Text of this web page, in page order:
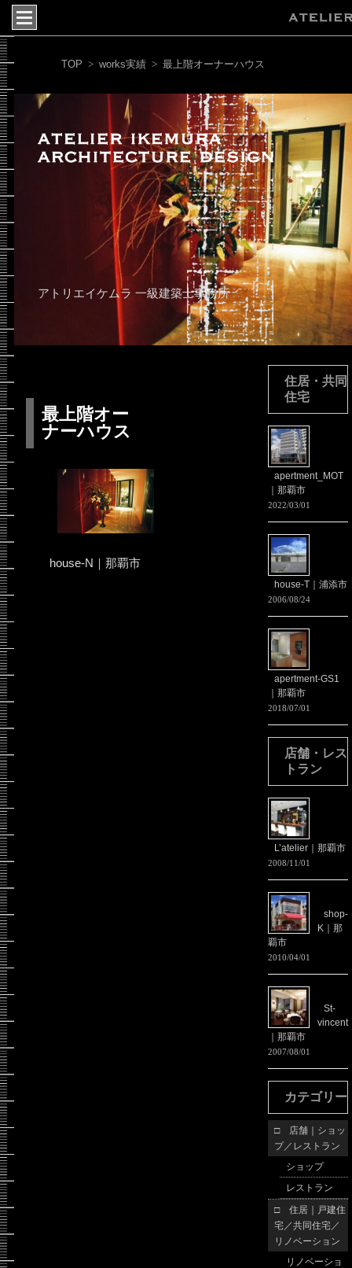
TOP > works実績 > 最上階オーナーハウス
アトリエイケムラ 一級建築士事務所
最上階オー
ナーハウス
house-N｜那覇市
住居・共同
住宅
apertment_MOT
｜那覇市
2022/03/01
house-T｜浦添市
2006/08/24
apertment-GS1
｜那覇市
2018/07/01
店舗・レス
トラン
L’atelier｜那覇市
2008/11/01
shop-
K｜那
覇市
2010/04/01
St-
vincent
｜那覇市
2007/08/01
カテゴリー
□ 店舗｜ショッ
プ／レストラン
ショップ
レストラン
□ 住居｜戸建住
宅／共同住宅／
リノベーション
リノベーショ